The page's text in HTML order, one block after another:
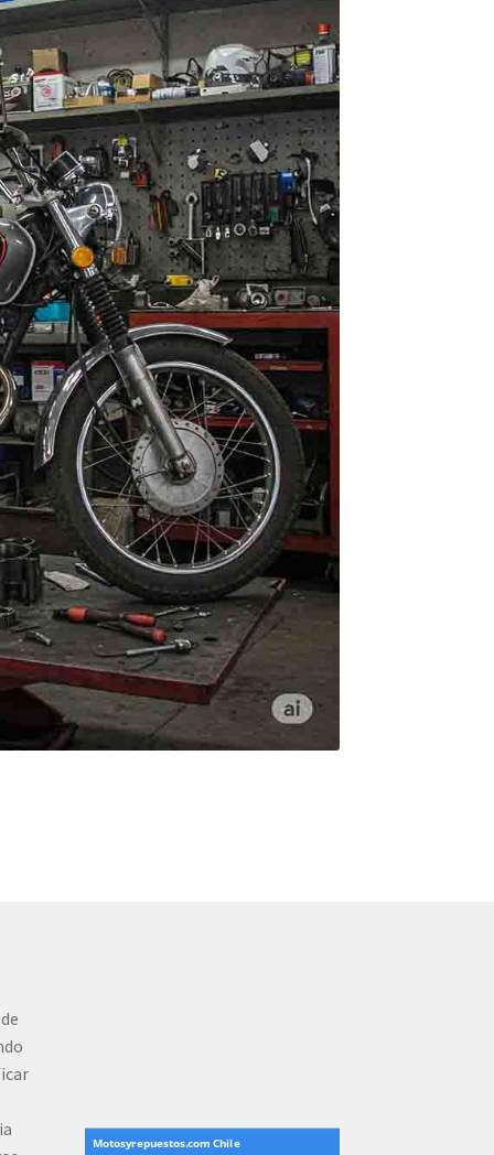
Motosyrepuestos.com Chile